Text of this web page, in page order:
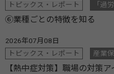
トピックス・レポート
「過
⑥業種ごとの特徴を知る
2026年07月08日
トピックス・レポート
産業
【熱中症対策】職場の対策